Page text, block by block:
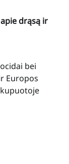
drąsą ir
bei
Europos